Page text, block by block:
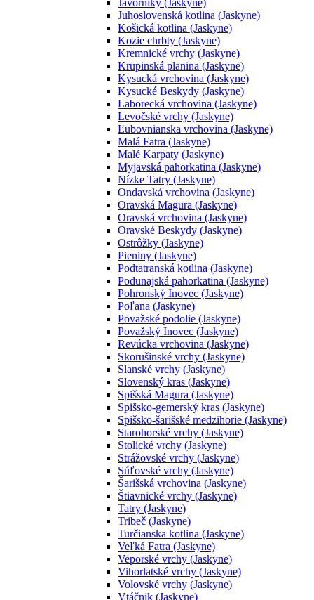
Juhoslovenská kotlina (Jaskyne)
Košická kotlina (Jaskyne)
Kozie chrbty (Jaskyne)
Kremnické vrchy (Jaskyne)
Krupinská planina (Jaskyne)
Kysucká vrchovina (Jaskyne)
Kysucké Beskydy (Jaskyne)
Laborecká vrchovina (Jaskyne)
Levočské vrchy (Jaskyne)
Ľubovnianska vrchovina (Jaskyne)
Malá Fatra (Jaskyne)
Malé Karpaty (Jaskyne)
Myjavská pahorkatina (Jaskyne)
Nízke Tatry (Jaskyne)
Ondavská vrchovina (Jaskyne)
Oravská Magura (Jaskyne)
Oravská vrchovina (Jaskyne)
Oravské Beskydy (Jaskyne)
Ostrôžky (Jaskyne)
Pieniny (Jaskyne)
Podtatranská kotlina (Jaskyne)
Podunajská pahorkatina (Jaskyne)
Pohronský Inovec (Jaskyne)
Poľana (Jaskyne)
Považské podolie (Jaskyne)
Považský Inovec (Jaskyne)
Revúcka vrchovina (Jaskyne)
Skorušinské vrchy (Jaskyne)
Slanské vrchy (Jaskyne)
Slovenský kras (Jaskyne)
Spišská Magura (Jaskyne)
Spišsko-gemerský kras (Jaskyne)
Spišsko-šarišské medzihorie (Jaskyne)
Starohorské vrchy (Jaskyne)
Stolické vrchy (Jaskyne)
Strážovské vrchy (Jaskyne)
Súľovské vrchy (Jaskyne)
Šarišská vrchovina (Jaskyne)
Štiavnické vrchy (Jaskyne)
Tatry (Jaskyne)
Tribeč (Jaskyne)
Turčianska kotlina (Jaskyne)
Veľká Fatra (Jaskyne)
Veporské vrchy (Jaskyne)
Vihorlatské vrchy (Jaskyne)
Volovské vrchy (Jaskyne)
Vtáčnik (Jaskyne)